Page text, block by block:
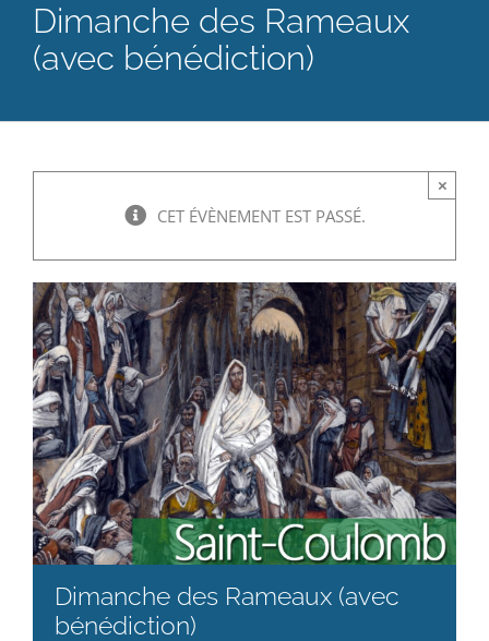
La paroisse
Actualités
Contact
Dimanche des Rameaux
(avec bénédiction)
CET ÉVÈNEMENT EST PASSÉ.
×
Dimanche des Rameaux (avec
bénédiction)